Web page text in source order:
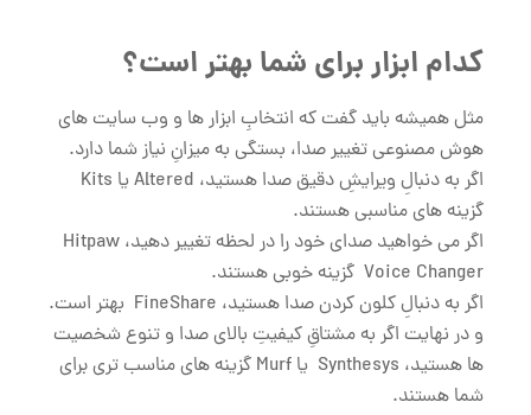
کدام ابزار برای شما بهتر است؟
مثل همیشه باید گفت که انتخابِ ابزار ها و وب سایت های
هوش مصنوعی تغییر صدا، بستگی به میزانِ نیاز شما دارد.
اگر به دنبالِ ویرایشِ دقیق صدا هستید، Altered یا Kits
گزینه ‌های مناسبی هستند.
اگر می‌ خواهید صدای خود را در لحظه تغییر دهید، Hitpaw
Voice Changer گزینه خوبی هستند.
اگر به دنبالِ کلون کردن صدا هستید، FineShare بهتر است.
و در نهایت اگر به مشتاقِ کیفیتِ بالای صدا و تنوع شخصیت
‌ها هستید، Synthesys یا Murf گزینه‌ های مناسب تری برای
شما هستند.